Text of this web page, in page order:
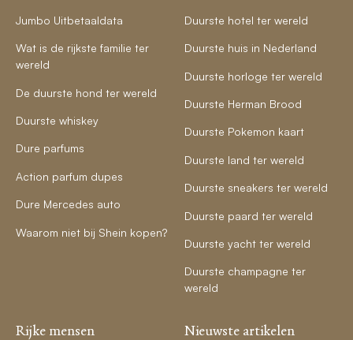
Jumbo Uitbetaaldata
Wat is de rijkste familie ter
wereld
De duurste hond ter wereld
Duurste whiskey
Dure parfums
Action parfum dupes
Dure Mercedes auto
Waarom niet bij Shein kopen?
Duurste hotel ter wereld
Duurste huis in Nederland
Duurste horloge ter wereld
Duurste Herman Brood
Duurste Pokemon kaart
Duurste land ter wereld
Duurste sneakers ter wereld
Duurste paard ter wereld
Duurste yacht ter wereld
Duurste champagne ter
wereld
Rijke mensen Nieuwste artikelen